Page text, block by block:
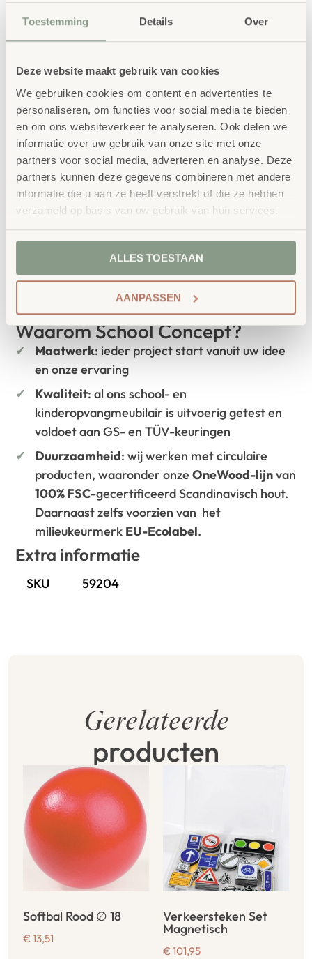
Toestemming Details Over
Deze website maakt gebruik van cookies
We gebruiken cookies om content en advertenties te
personaliseren, om functies voor social media te bieden
en om ons websiteverkeer te analyseren. Ook delen we
informatie over uw gebruik van onze site met onze
partners voor social media, adverteren en analyse. Deze
partners kunnen deze gegevens combineren met andere
informatie die u aan ze heeft verstrekt of die ze hebben
verzameld op basis van uw gebruik van hun services.
ALLES TOESTAAN
AANPASSEN
Diepte: 220 cm
Ongemonteerd geleverd.
Gewicht inclusief verpakking: 250 kg, circa 1,5 uur
opbouwtijd met 2 volwassenen.
Vertrouwd bestellen bij School
Concept
School Concept is de specialist in
onderwijsmeubilair. Wij geloven dat een
leeromgeving inspireert wanneer deze
aansluit bij de behoeften van kinderen én
Waarom School Concept?
Maatwerk: ieder project start vanuit uw idee
en onze ervaring
Kwaliteit: al ons school- en
kinderopvangmeubilair is uitvoerig getest en
voldoet aan GS- en TÜV-keuringen
Duurzaamheid: wij werken met circulaire
producten, waaronder onzeOneWood-lijnvan
100% FSC-gecertificeerd Scandinavisch hout.
Daarnaast zelfs voorzien van het
milieukeurmerk EU-Ecolabel.
Extra informatie
SKU 59204
Gerelateerde
producten
Softbal Rood ∅ 18
€ 13,51
Verkeersteken Set
Magnetisch
€ 101,95